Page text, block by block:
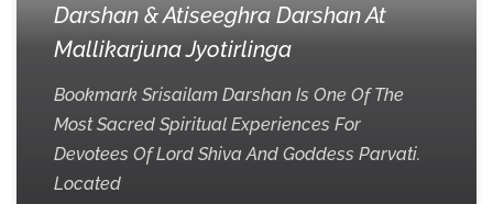
Darshan & Atiseeghra Darshan At
Mallikarjuna Jyotirlinga
Bookmark Srisailam Darshan Is One Of The
Most Sacred Spiritual Experiences For
Devotees Of Lord Shiva And Goddess Parvati.
Located